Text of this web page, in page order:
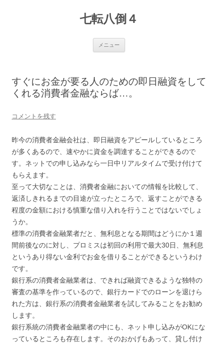
七転八倒４
メニュー
ス
ッ
すぐにお金が要る人のための即日融資をして
くれる消費者金融ならば…。
コメントを残す
昨今の消費者金融会社は、即日融資をアピールしているところ
が多くあるので、速やかに資金を調達することができるので
す。ネットでの申し込みなら一日中リアルタイムで受け付けて
もらえます。
至って大切なことは、消費者金融においての情報を比較して、
返済しきれるまでの目途が立ったところで、返すことができる
程度の金額における慎重な借り入れを行うことではないでしょ
うか。
標準の消費者金融業者だと、無利息となる期間はどうにか１週
間前後なのに対し、プロミスは初回の利用で最大30日、無利息
というあり得ない金利でお金を借りることができるというわけ
です。
銀行系の消費者金融業者は、できれば融資できるような独特の
審査の基準を作っているので、銀行カードでのローンを退けら
れた方は、銀行系の消費者金融業者を試してみることをお勧め
します。
銀行系統の消費者金融業者の中にも、ネット申し込みがOKにな
っているところも存在します。そのおかげもあって、貸し付け